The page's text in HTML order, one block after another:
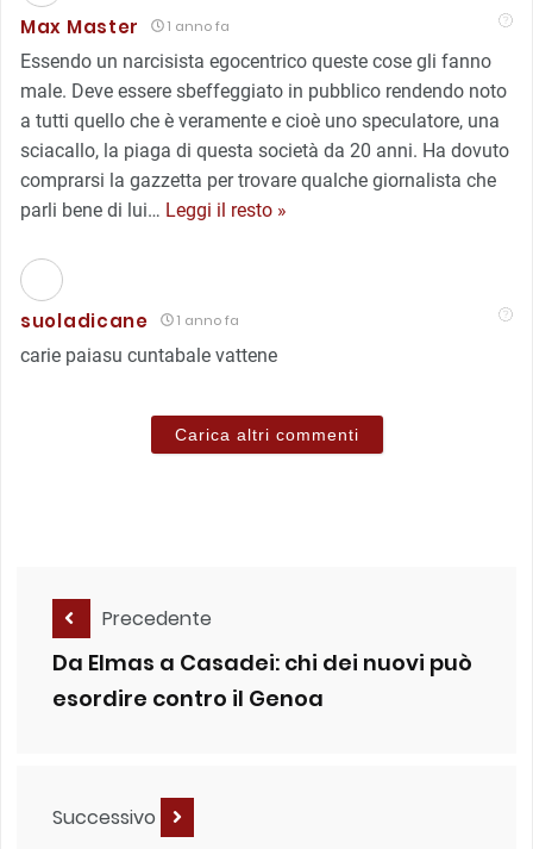
Max Master 1 anno fa
Essendo un narcisista egocentrico queste cose gli fanno
male. Deve essere sbeffeggiato in pubblico rendendo noto
a tutti quello che è veramente e cioè uno speculatore, una
sciacallo, la piaga di questa società da 20 anni. Ha dovuto
comprarsi la gazzetta per trovare qualche giornalista che
parli bene di lui… Leggi il resto »
suoladicane 1 anno fa
carie paiasu cuntabale vattene
Carica altri commenti
Precedente
Da Elmas a Casadei: chi dei nuovi può
esordire contro il Genoa
Successivo